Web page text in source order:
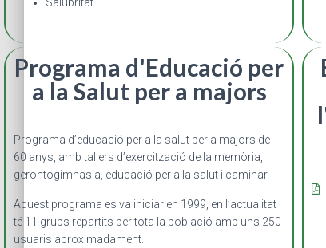
Programa d'Educació per
a la Salut per a majors
Programa d’educació per a la salut per a majors de
60 anys, amb tallers d’exercització de la memòria,
gerontogimnasia, educació per a la salut i caminar.
Aquest programa es va iniciar en 1999, en l’actualitat
té 11 grups repartits per tota la població amb uns 250
usuaris aproximadament.